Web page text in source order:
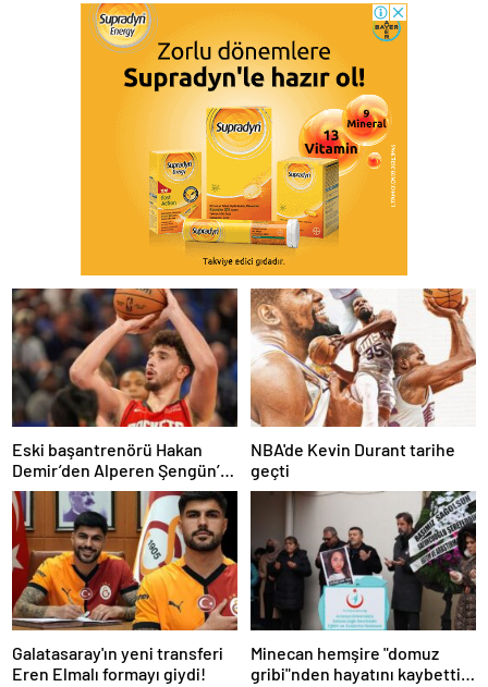
Eski başantrenörü Hakan
Demir’den Alperen Şengün’e
övgü
NBA'de Kevin Durant tarihe
geçti
Galatasaray'ın yeni transferi
Eren Elmalı formayı giydi!
Minecan hemşire "domuz
gribi"nden hayatını kaybetti –